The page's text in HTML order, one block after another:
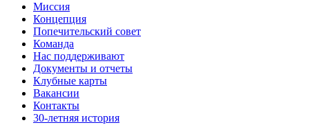
Миссия
Концепция
Попечительский совет
Команда
Нас поддерживают
Документы и отчеты
Клубные карты
Вакансии
Контакты
30-летняя история